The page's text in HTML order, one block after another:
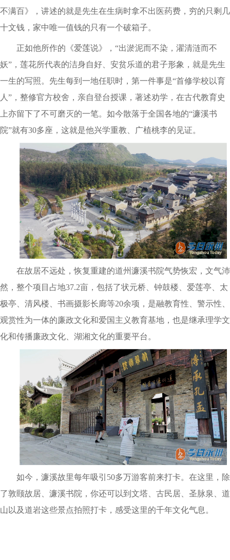
不满百》，讲述的就是先生在生病时拿不出医药费，穷的只剩几
十文钱，家中唯一值钱的只有一个破箱子。
正如他所作的《爱莲说》，“出淤泥而不染，濯清涟而不
妖”，莲花所代表的洁身自好、安贫乐道的君子形象，就是先生
一生的写照。先生每到一地任职时，第一件事是“首修学校以育
人”，整修官方校舍，亲自登台授课，著述劝学，在古代教育史
上亦留下了不可磨灭的一笔。如今散落于全国各地的“濂溪书
院”就有30多座，这就是他兴学重教、广植桃李的见证。
在故居不远处，恢复重建的道州濂溪书院气势恢宏，文气沛
然，整个项目占地37.2亩，包括了状元桥、钟鼓楼、爱莲亭、太
极亭、清风楼、书画摄影长廊等20余项，是融教育性、警示性、
观赏性为一体的廉政文化和爱国主义教育基地，也是继承理学文
化和传播廉政文化、湖湘文化的重要平台。
如今，濂溪故里每年吸引50多万游客前来打卡。在这里，除
了敦颐故居、濂溪书院，你还可以到文塔、古民居、圣脉泉、道
山以及道岩这些景点拍照打卡，感受这里的千年文化气息。